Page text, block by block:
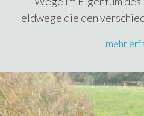
Feldwege die den
mehr